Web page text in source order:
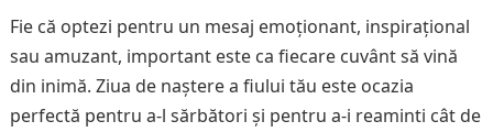
Fie că optezi pentru un mesaj emoționant, inspirațional
sau amuzant, important este ca fiecare cuvânt să vină
din inimă. Ziua de naștere a fiului tău este ocazia
perfectă pentru a-l sărbători și pentru a-i reaminti cât de